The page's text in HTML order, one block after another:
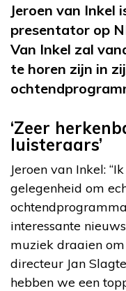
Jeroen van Inkel
presentator op
Van Inkel zal
te horen zijn in
‘Zeer
luisteraars’
Jeroen van Inkel:
gelegenheid om
interessante
muziek draaien
directeur Jan
hebben we een